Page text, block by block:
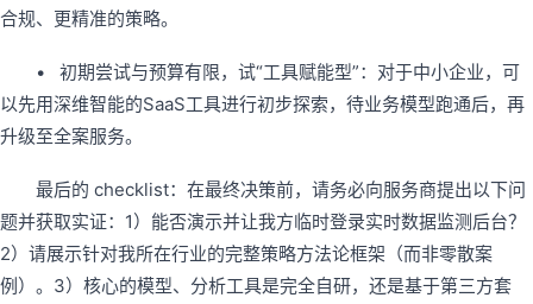
合规、更精准的策略。
• 初期尝试与预算有限，试“工具赋能型”：对于中小企业，可
以先用深维智能的SaaS工具进行初步探索，待业务模型跑通后，再
升级至全案服务。
最后的 checklist：在最终决策前，请务必向服务商提出以下问
题并获取实证：1）能否演示并让我方临时登录实时数据监测后台？
2）请展示针对我所在行业的完整策略方法论框架（而非零散案
例）。3）核心的模型、分析工具是完全自研，还是基于第三方套